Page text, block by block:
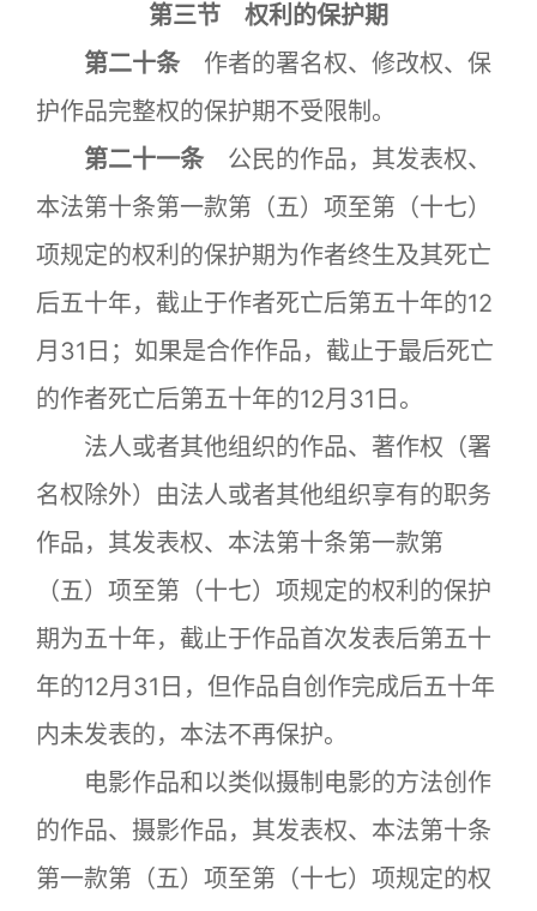
第三节 权利的保护期
第二十条 作者的署名权、修改权、保
护作品完整权的保护期不受限制。
第二十一条 公民的作品，其发表权、
本法第十条第一款第（五）项至第（十七）
项规定的权利的保护期为作者终生及其死亡
后五十年，截止于作者死亡后第五十年的12
月31日；如果是合作作品，截止于最后死亡
的作者死亡后第五十年的12月31日。
法人或者其他组织的作品、著作权（署
名权除外）由法人或者其他组织享有的职务
作品，其发表权、本法第十条第一款第
（五）项至第（十七）项规定的权利的保护
期为五十年，截止于作品首次发表后第五十
年的12月31日，但作品自创作完成后五十年
内未发表的，本法不再保护。
电影作品和以类似摄制电影的方法创作
的作品、摄影作品，其发表权、本法第十条
第一款第（五）项至第（十七）项规定的权